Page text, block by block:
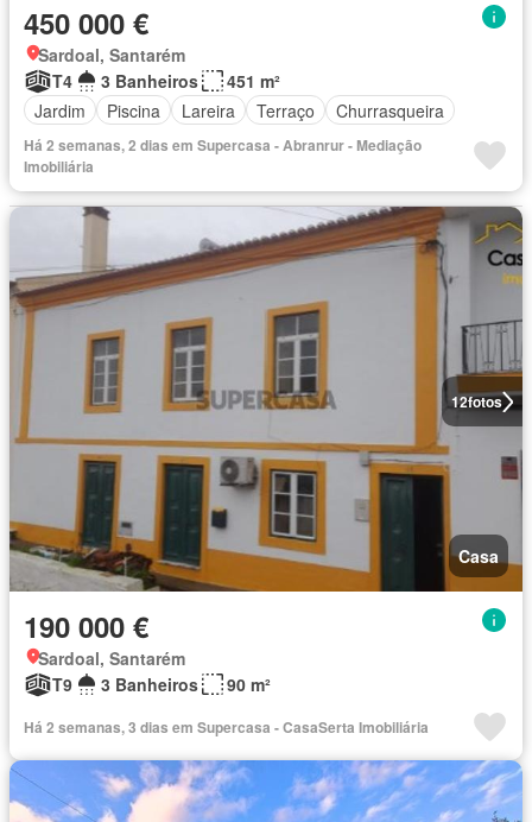
450 000 €
Sardoal, Santarém
T4
3 Banheiros
451 m²
Jardim
Piscina Lareira Terraço Churrasqueira
Há 2 semanas, 2 dias em Supercasa - Abranrur - Mediação
Imobiliária
12fotos
Casa
190 000 €
Sardoal, Santarém
T9
3 Banheiros 90 m²
Há 2 semanas, 3 dias em Supercasa - CasaSerta Imobiliária